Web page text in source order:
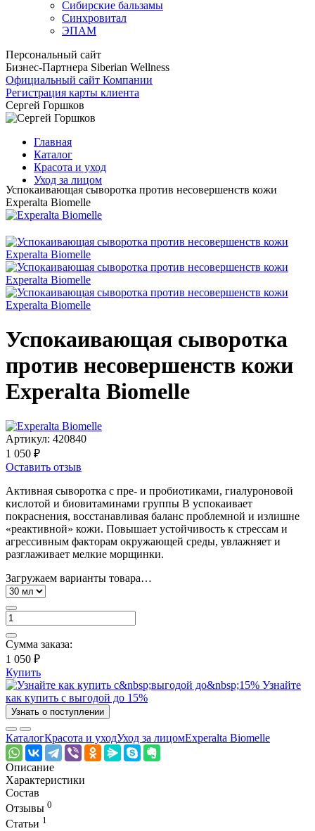
Сибирские бальзамы
Синхровитал
ЭПАМ
Персональный сайт
Бизнес-Партнера Siberian Wellness
Официальный сайт Компании
Регистрация карты клиента
Сергей Горшков
Главная
Каталог
Красота и уход
Уход за лицом
Успокаивающая сыворотка против несовершенств кожи
Experalta Biomelle
Успокаивающая сыворотка
против несовершенств кожи
Experalta Biomelle
Артикул: 420840
1 050 ₽
Оставить отзыв
Активная сыворотка с пре- и пробиотиками, гиалуроновой
кислотой и биовитаминами группы В успокаивает
покраснения, восстанавливая баланс проблемной и излишне
«реактивной» кожи. Повышает устойчивость к стрессам и
агрессивным факторам окружающей среды, увлажняет и
разглаживает мелкие морщинки.
Загружаем варианты товара…
Сумма заказа:
1 050 ₽
Купить
Узнайте
как купить с выгодой до 15%
Узнать о поступлении
КаталогКрасота и уходУход за лицомExperalta Biomelle
Описание
Характеристики
Состав
Отзывы 0
Статьи 1